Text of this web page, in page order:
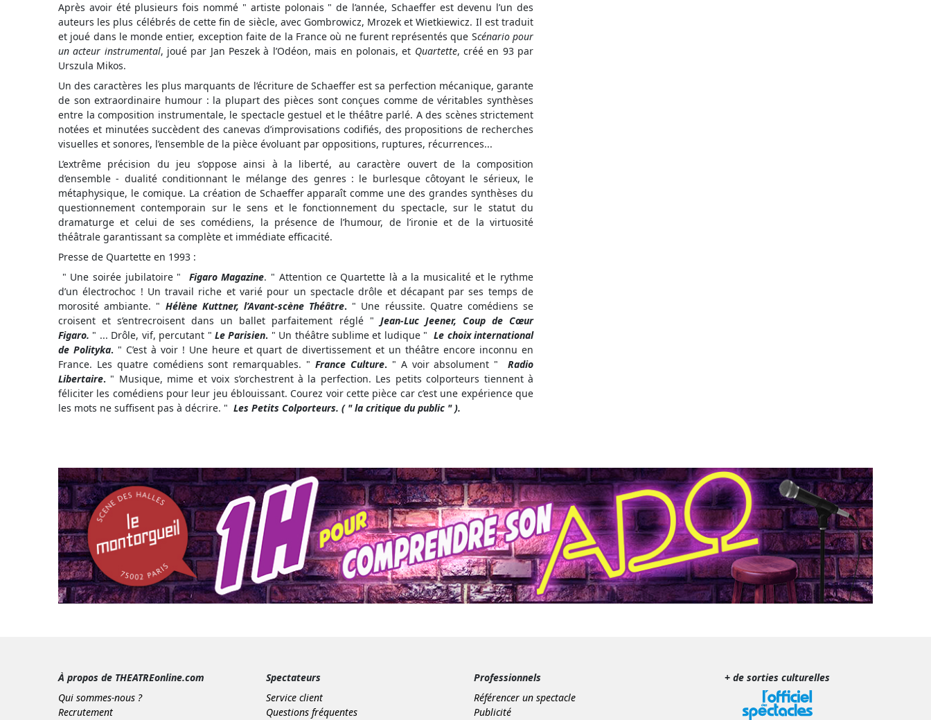
Après avoir été plusieurs fois nommé " artiste polonais " de l’année, Schaeffer est devenu l’un des
auteurs les plus célébrés de cette fin de siècle, avec Gombrowicz, Mrozek et Wietkiewicz. Il est traduit
et joué dans le monde entier, exception faite de la France où ne furent représentés que Scénario pour
un acteur instrumental, joué par Jan Peszek à l’Odéon, mais en polonais, et Quartette, créé en 93 par
Urszula Mikos.
Un des caractères les plus marquants de l’écriture de Schaeffer est sa perfection mécanique, garante
de son extraordinaire humour : la plupart des pièces sont conçues comme de véritables synthèses
entre la composition instrumentale, le spectacle gestuel et le théâtre parlé. A des scènes strictement
notées et minutées succèdent des canevas d’improvisations codifiés, des propositions de recherches
visuelles et sonores, l’ensemble de la pièce évoluant par oppositions, ruptures, récurrences...
L’extrême précision du jeu s’oppose ainsi à la liberté, au caractère ouvert de la composition
d’ensemble - dualité conditionnant le mélange des genres : le burlesque côtoyant le sérieux, le
métaphysique, le comique. La création de Schaeffer apparaît comme une des grandes synthèses du
questionnement contemporain sur le sens et le fonctionnement du spectacle, sur le statut du
dramaturge et celui de ses comédiens, la présence de l’humour, de l’ironie et de la virtuosité
théâtrale garantissant sa complète et immédiate efficacité.
Presse de Quartette en 1993 :
" Une soirée jubilatoire "
Figaro Magazine. " Attention ce Quartette là a la musicalité et le rythme
d’un électrochoc ! Un travail riche et varié pour un spectacle drôle et décapant par ses temps de
morosité ambiante. " Hélène Kuttner, l’Avant-scène Théâtre. " Une réussite. Quatre comédiens se
croisent et s’entrecroisent dans un ballet parfaitement réglé " Jean-Luc Jeener, Coup de Cœur
Figaro. " ... Drôle, vif, percutant " Le Parisien. " Un théâtre sublime et ludique " Le choix international
de Polityka. " C’est à voir ! Une heure et quart de divertissement et un théâtre encore inconnu en
France. Les quatre comédiens sont remarquables. "France Culture. " A voir absolument "
Radio
Libertaire. " Musique, mime et voix s’orchestrent à la perfection. Les petits colporteurs tiennent à
féliciter les comédiens pour leur jeu éblouissant. Courez voir cette pièce car c’est une expérience que
les mots ne suffisent pas à décrire. " Les Petits Colporteurs. ( " la critique du public " ).
À propos de THEATREonline.com
Qui sommes-nous ?
Recrutement
Spectateurs
Service client
Questions fréquentes
Professionnels
Référencer un spectacle
Publicité
+ de sorties culturelles